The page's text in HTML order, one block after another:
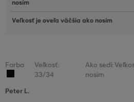
nosím
Veľkosť je oveľa väčšia ako nosím
Farba
Veľkosť:
33/34
Ako sedí:
nosím
Peter L.